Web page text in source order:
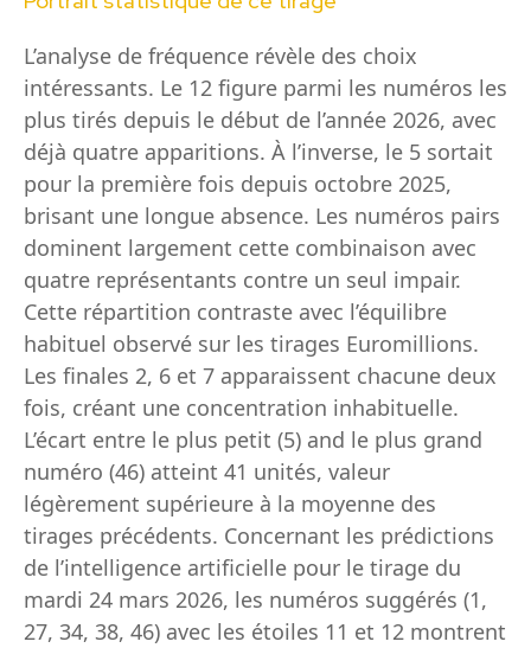
L’analyse de fréquence révèle des choix
intéressants. Le 12 figure parmi les numéros les
plus tirés depuis le début de l’année 2026, avec
déjà quatre apparitions. À l’inverse, le 5 sortait
pour la première fois depuis octobre 2025,
brisant une longue absence. Les numéros pairs
dominent largement cette combinaison avec
quatre représentants contre un seul impair.
Cette répartition contraste avec l’équilibre
habituel observé sur les tirages Euromillions.
Les finales 2, 6 et 7 apparaissent chacune deux
fois, créant une concentration inhabituelle.
L’écart entre le plus petit (5) and le plus grand
numéro (46) atteint 41 unités, valeur
légèrement supérieure à la moyenne des
tirages précédents. Concernant les prédictions
de l’intelligence artificielle pour le tirage du
mardi 24 mars 2026, les numéros suggérés (1,
27, 34, 38, 46) avec les étoiles 11 et 12 montrent